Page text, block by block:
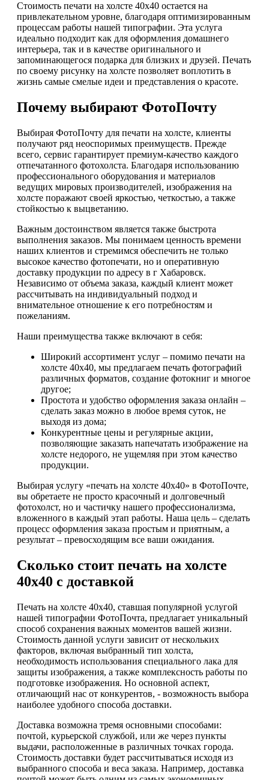
Стоимость печати на холсте 40х40 остается на
привлекательном уровне, благодаря оптимизированным
процессам работы нашей типографии. Эта услуга
идеально подходит как для оформления домашнего
интерьера, так и в качестве оригинального и
запоминающегося подарка для близких и друзей. Печать
по своему рисунку на холсте позволяет воплотить в
жизнь самые смелые идеи и представления о красоте.
Почему выбирают ФотоПочту
Выбирая ФотоПочту для печати на холсте, клиенты
получают ряд неоспоримых преимуществ. Прежде
всего, сервис гарантирует премиум-качество каждого
отпечатанного фотохолста. Благодаря использованию
профессионального оборудования и материалов
ведущих мировых производителей, изображения на
холсте поражают своей яркостью, четкостью, а также
стойкостью к выцветанию.
Важным достоинством является также быстрота
выполнения заказов. Мы понимаем ценность времени
наших клиентов и стремимся обеспечить не только
высокое качество фотопечати, но и оперативную
доставку продукции по адресу в г Хабаровск.
Независимо от объема заказа, каждый клиент может
рассчитывать на индивидуальный подход и
внимательное отношение к его потребностям и
пожеланиям.
Наши преимущества также включают в себя:
Широкий ассортимент услуг – помимо печати на
холсте 40х40, мы предлагаем печать фотографий
различных форматов, создание фотокниг и многое
другое;
Простота и удобство оформления заказа онлайн –
сделать заказ можно в любое время суток, не
выходя из дома;
Конкурентные цены и регулярные акции,
позволяющие заказать напечатать изображение на
холсте недорого, не ущемляя при этом качество
продукции.
Выбирая услугу «печать на холсте 40х40» в ФотоПочте,
вы обретаете не просто красочный и долговечный
фотохолст, но и частичку нашего профессионализма,
вложенного в каждый этап работы. Наша цель – сделать
процесс оформления заказа простым и приятным, а
результат – превосходящим все ваши ожидания.
Сколько стоит печать на холсте
40х40 с доставкой
Печать на холсте 40х40, ставшая популярной услугой
нашей типографии ФотоПочта, предлагает уникальный
способ сохранения важных моментов вашей жизни.
Стоимость данной услуги зависит от нескольких
факторов, включая выбранный тип холста,
необходимость использования специального лака для
защиты изображения, а также комплексность работы по
подготовке изображения. Но основной аспект,
отличающий нас от конкурентов, - возможность выбора
наиболее удобного способа доставки.
Доставка возможна тремя основными способами:
почтой, курьерской службой, или же через пункты
выдачи, расположенные в различных точках города.
Стоимость доставки будет рассчитываться исходя из
выбранного способа и веса заказа. Например, доставка